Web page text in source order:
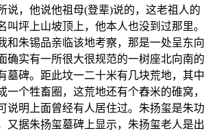
说，他说他祖母(登辈)说的，这老祖人的
叫坪上山坡顶上，他本人也没到过那里。
和朱锡品亲临该地考察，那是一处呈东向
确实有一所很大很规范的一树座北向南的
墓碑。距此坟一二十米有几块荒地，其中
一个牲畜圈，这荒地还有个舂米的碓窝，
说明上面曾经有人居住过。朱扬玺是朱功
又据朱扬玺墓碑上显示，朱扬玺老人是出